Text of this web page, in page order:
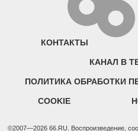
КОНТАКТЫ
КАНАЛ В
ПОЛИТИКА ОБРАБОТКИ
COOKIE
©2007—2026 66.RU. Воспроизведение,